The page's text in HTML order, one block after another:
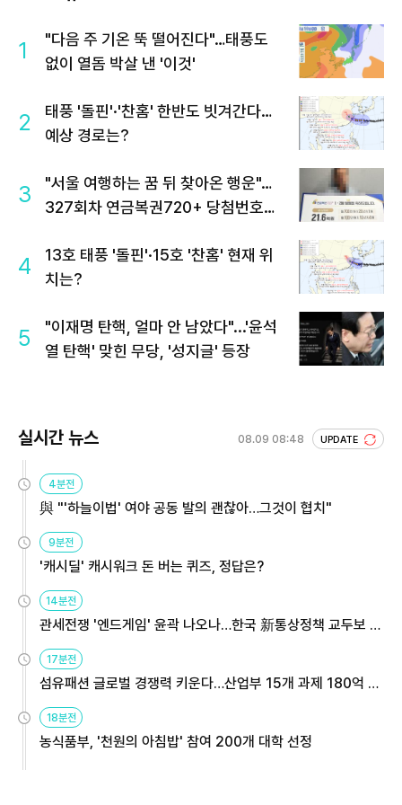
1
"다음 주 기온 뚝 떨어진다"…태풍도
없이 열돔 박살 낸 '이것'
2
태풍 '돌핀'·'찬홈' 한반도 빗겨간다…
예상 경로는?
3
"서울 여행하는 꿈 뒤 찾아온 행운"…
327회차 연금복권720+ 당첨번호조
4
13호 태풍 '돌핀'·15호 '찬홈' 현재 위
치는?
5
"이재명 탄핵, 얼마 안 남았다"...'윤석
열 탄핵' 맞힌 무당, '성지글' 등장
실시간 뉴스 08.09 08:48 UPDATE
4분전
與 "'하늘이법' 여야 공동 발의 괜찮아…그것이 협치"
9분전
'캐시딜' 캐시워크 돈 버는 퀴즈, 정답은?
14분전
관세전쟁 '엔드게임' 윤곽 나오나…한국 新통상정책 교두보 활
용해야
17분전
섬유패션 글로벌 경쟁력 키운다…산업부 15개 과제 180억 지
원
18분전
농식품부, '천원의 아침밥' 참여 200개 대학 선정